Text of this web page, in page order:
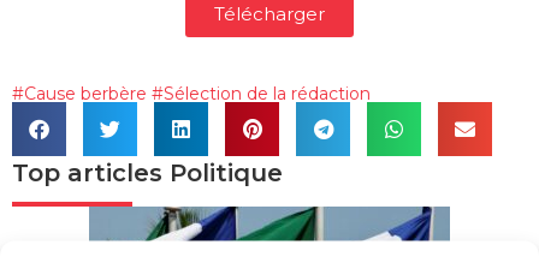
Télécharger
#Cause berbère #Sélection de la rédaction
Top articles Politique